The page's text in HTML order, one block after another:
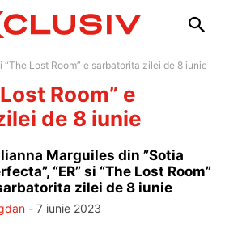
“The Lost Room” e sarbatorita zilei de 8 iunie
Room” e
de 8 iunie
Marguiles din ”Sotia
“ER” si “The Lost Room”
zilei de 8 iunie
- 7 iunie 2023